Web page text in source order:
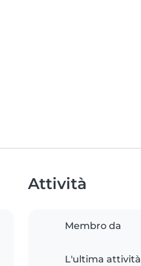
Attività
Membro da
L'ultima attività